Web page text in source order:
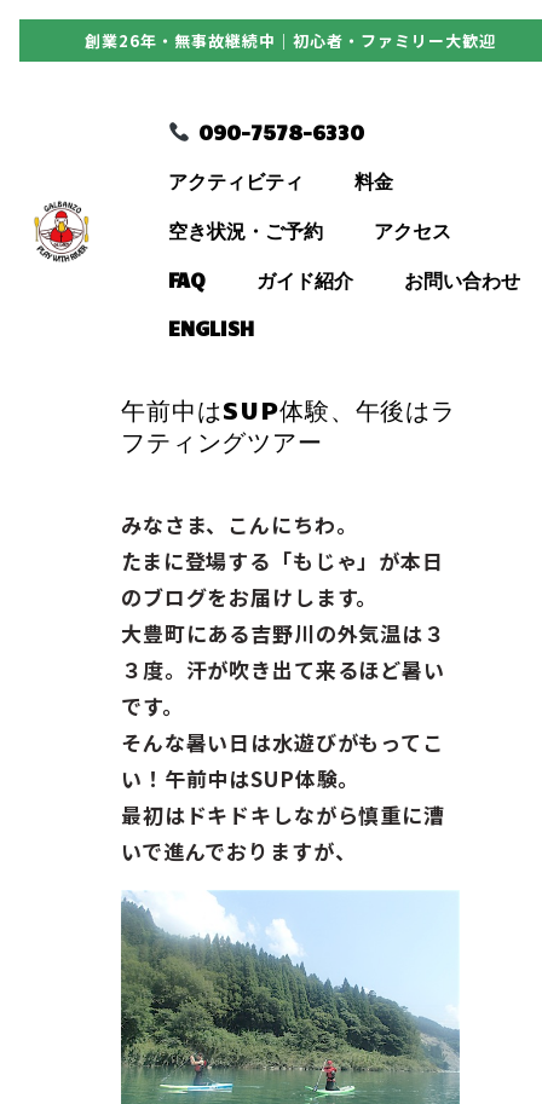
創業26年・無事故継続中｜初心者・ファミリー大歓迎
090-7578-6330
アクティビティ 料金
空き状況・ご予約 アクセス
FAQ ガイド紹介 お問い合わせ
ENGLISH
アクティビティ
料金
ガイド紹介
お問い合わせ
ENGLISH
午前中はSUP体験、午後はラ
フティングツアー
みなさま、こんにちわ。
たまに登場する「もじゃ」が本日
のブログをお届けします。
大豊町にある吉野川の外気温は３
３度。汗が吹き出て来るほど暑い
です。
そんな暑い日は水遊びがもってこ
い！午前中はSUP体験。
最初はドキドキしながら慎重に漕
いで進んでおりますが、